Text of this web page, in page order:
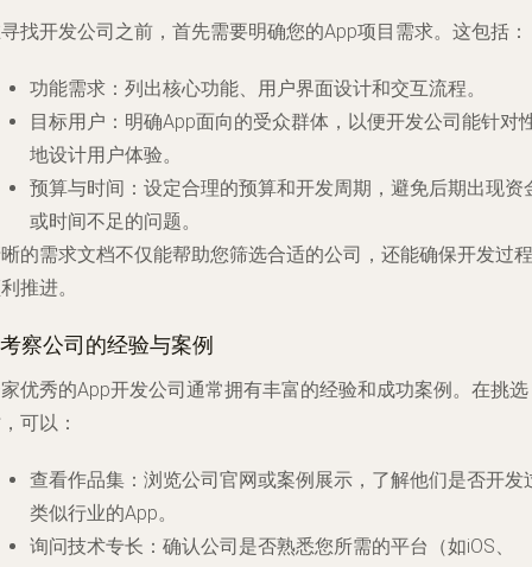
找开发公司之前，首先需要明确您的App项目需求。这包括：
功能需求 ：列出核心功能、用户界面设计和交互流程。
目标用户 ：明确App面向的受众群体，以便开发公司能针对
地设计用户体验。
预算与时间 ：设定合理的预算和开发周期，避免后期出现资
或时间不足的问题。
的需求文档不仅能帮助您筛选合适的公司，还能确保开发过程
推进。
察公司的经验与案例
优秀的App开发公司通常拥有丰富的经验和成功案例。在挑选
可以：
查看作品集 ：浏览公司官网或案例展示，了解他们是否开发
类似行业的App。
询问技术专长 ：确认公司是否熟悉您所需的平台（如iOS、